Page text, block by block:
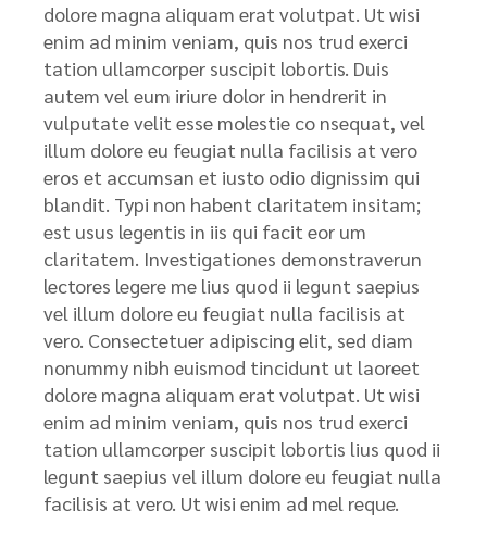
dolore magna aliquam erat volutpat. Ut wisi
enim ad minim veniam, quis nos trud exerci
tation ullamcorper suscipit lobortis. Duis
autem vel eum iriure dolor in hendrerit in
vulputate velit esse molestie co nsequat, vel
illum dolore eu feugiat nulla facilisis at vero
eros et accumsan et iusto odio dignissim qui
blandit. Typi non habent claritatem insitam;
est usus legentis in iis qui facit eor um
claritatem. Investigationes demonstraverun
lectores legere me lius quod ii legunt saepius
vel illum dolore eu feugiat nulla facilisis at
vero. Consectetuer adipiscing elit, sed diam
nonummy nibh euismod tincidunt ut laoreet
dolore magna aliquam erat volutpat. Ut wisi
enim ad minim veniam, quis nos trud exerci
tation ullamcorper suscipit lobortis lius quod ii
legunt saepius vel illum dolore eu feugiat nulla
facilisis at vero. Ut wisi enim ad mel reque.